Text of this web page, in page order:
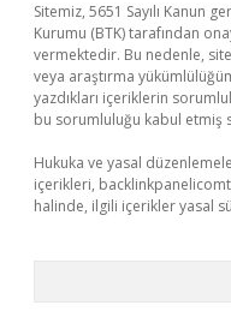
Sitemiz, 5651 Sayılı Kanun
Kurumu (BTK) tarafından
vermektedir. Bu nedenle,
veya araştırma
yazdıkları içeriklerin
bu sorumluluğu kabul etmiş
Hukuka ve yasal
içerikleri,
halinde, ilgili içerikler yasal